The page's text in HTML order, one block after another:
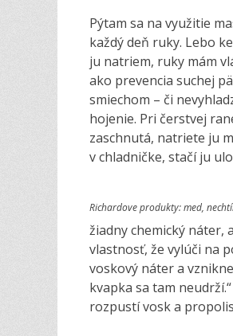
Pýtam sa na využitie
každý deň ruky. Lebo
ju natriem, ruky mám
ako prevencia suchej
smiechom – či
hojenie. Pri čerstvej
zaschnutá, natriete ju
v chladničke, stačí ju
Richardove produkty: med,
žiadny chemický náter,
vlastnosť, že vylúči na
voskový náter a
kvapka sa tam
rozpustí vosk a